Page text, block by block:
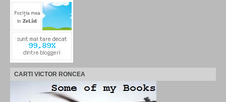
CARTI VICTOR RONCEA